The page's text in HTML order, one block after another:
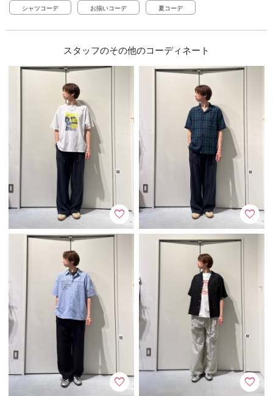
シャツコーデ お揃いコーデ 夏コーデ
スタッフのその他のコーディネート